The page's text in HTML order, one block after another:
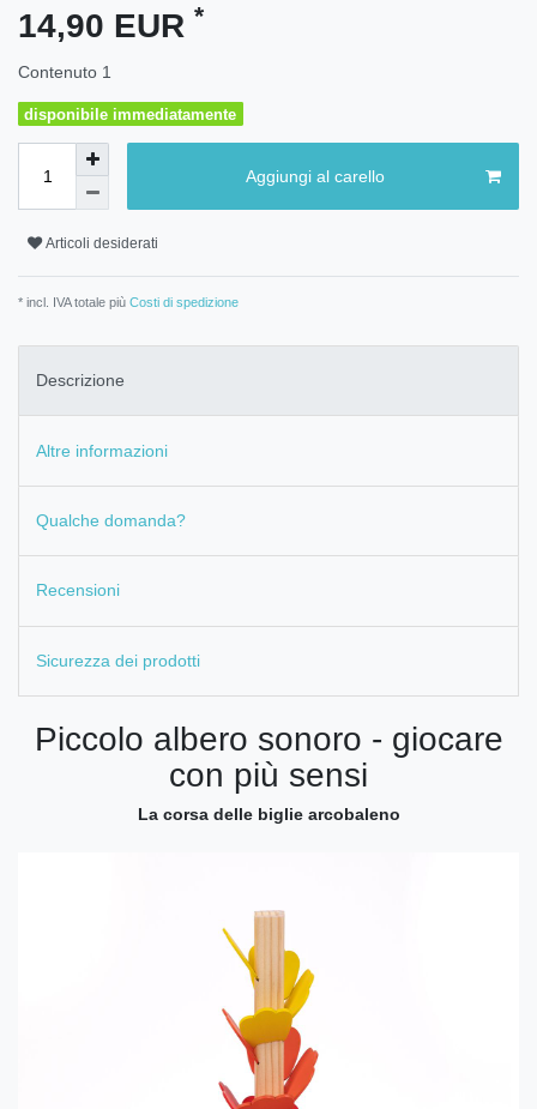
14,90 EUR *
Contenuto 1
disponibile immediatamente
Aggiungi al carello
Articoli desiderati
* incl. IVA totale più Costi di spedizione
Descrizione
Altre informazioni
Qualche domanda?
Recensioni
Sicurezza dei prodotti
Piccolo albero sonoro - giocare
con più sensi
La corsa delle biglie arcobaleno